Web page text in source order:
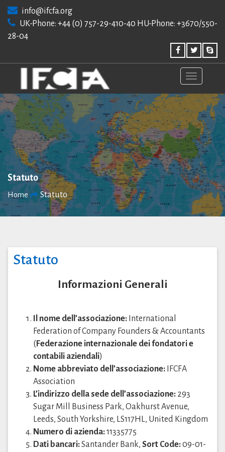
content
info@ifcfa.org
UK-Phone: +44 (0) 757-29-410-40 HU-Phone: +3670/550-
28-04
Statuto
Home Statuto
Statuto
Informazioni Generali
Il nome dell’associazione: International
Federation of Company Founders & Accountants
( Federazione internazionale dei fondatori e
contabili aziendali)
Nome abbreviato dell’associazione: IFCFA
Association
L’indirizzo della sede dell’associazione: 293
Sugar Mill Business Park, Oakhurst Avenue,
Leeds, South Yorkshire, LS117HL, United Kingdom
Numero di azienda:11335775
Dati bancari:Santander Bank, Sort Code:09-01-